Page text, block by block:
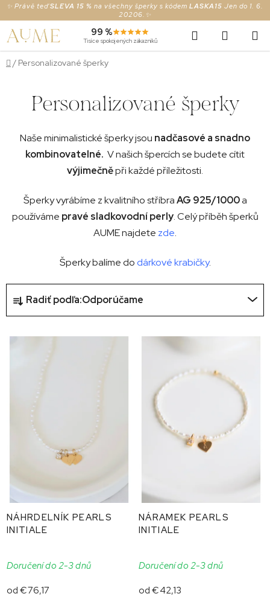
Prejsť
na
obsah
✨ Právě teďSLEVA 15 % na všechny šperky s kódem LASKA15 Jen do 1. 6.
20206.✨
99 %
Tisíce spokojených zákazníků
Hľadať
KOŠÍK
Domov
/ Personalizované šperky
Personalizované šperky
Naše minimalistické šperky jsou nadčasové a snadno
kombinovatelné. V našich špercích se budete cítit
výjimečněpři každé příležitosti.
Šperky vyrábíme z kvalitního stříbraAG 925/1000a
používáme pravé sladkovodní perly. Celý příběh šperků
AUME najdete zde.
Šperky balíme do dárkové krabičky.
a
d
u
k
t
v
Radiť podľa:Odporúčame
V
d
u
k
o
NÁHRDELNÍK PEARLS
INITIALE
Doručení do 2-3 dnů
od €76,17
NÁRAMEK PEARLS
INITIALE
Doručení do 2-3 dnů
od €42,13